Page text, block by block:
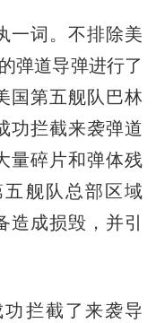
词。不排除美
弹道导弹进行了
国第五舰队巴林
功拦截来袭弹道
量碎片和弹体残
舰队总部区域
成损毁，并引
拦截了来袭导